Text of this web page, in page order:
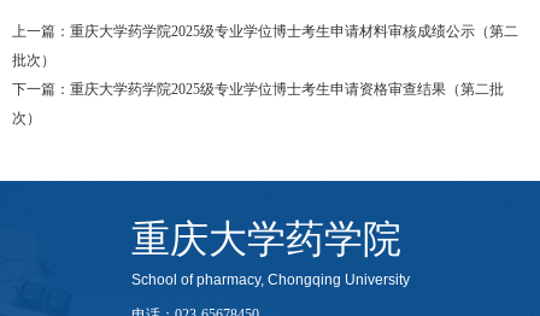
上一篇： 重庆大学药学院2025级专业学位博士考生申请材料审核成绩公示（第二
批次）
下一篇： 重庆大学药学院2025级专业学位博士考生申请资格审查结果（第二批
次）
重庆大学药学院
School of pharmacy, Chongqing University